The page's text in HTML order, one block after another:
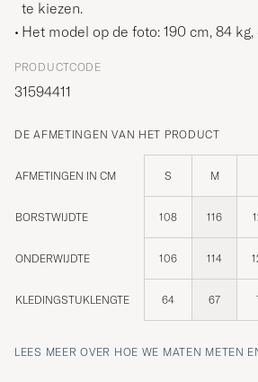
te kiezen.
Het model op de foto: 190 cm, 84
PRODUCTCODE
31594411
DE AFMETINGEN VAN HET PRODUCT
AFMETINGEN IN CM S M
BORSTWIJDTE 108 116
ONDERWIJDTE 106 114
KLEDINGSTUKLENGTE 64 67
LEES MEER OVER HOE WE MATEN METEN